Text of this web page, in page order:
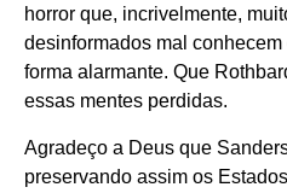
horror que, incrivelmente,
desinformados mal
forma alarmante. Que
essas mentes perdidas.
Agradeço a Deus que
preservando assim os